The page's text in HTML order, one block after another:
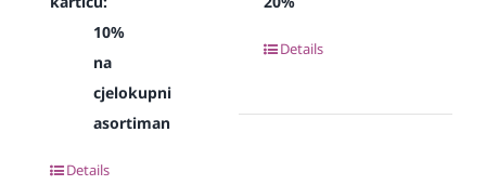
10%
na
cjelokupni
asortiman
Details
Details